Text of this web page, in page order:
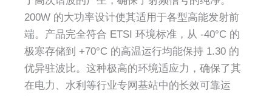
200W 的大功率设计使其适用于各型高能发射前
端。产品完全符合 ETSI 环境标准，从 -40°C 的
极寒存储到 +70°C 的高温运行均能保持 1.30 的
优异驻波比。这种极高的环境适应力，确保了其
在电力、水利等行业专网基站中的长效可靠运